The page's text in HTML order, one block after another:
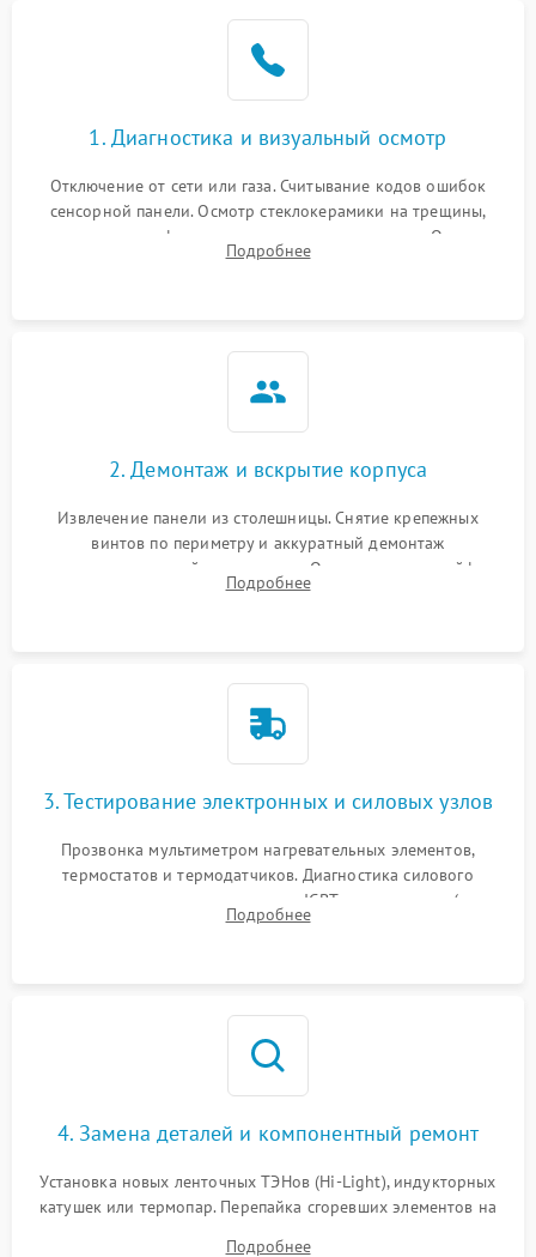
1. Диагностика и визуальный осмотр
Отключение от сети или газа. Считывание кодов ошибок
сенсорной панели. Осмотр стеклокерамики на трещины,
проверка конфорок на равномерность нагрева. Опрос
клиента о симптомах (не включается, не видит посуду,
Подробнее
2. Демонтаж и вскрытие корпуса
Извлечение панели из столешницы. Снятие крепежных
винтов по периметру и аккуратный демонтаж
стеклокерамической поверхности. Отсоединение шлейфов
сенсорного блока для доступа к силовым платам, катушкам
Подробнее
3. Тестирование электронных и силовых узлов
Прозвонка мультиметром нагревательных элементов,
термостатов и термодатчиков. Диагностика силового
модуля, реле, диодных мостов и IGBT-транзисторов (для
индукции). Проверка кранов и газ-контроля (для газовых
Подробнее
4. Замена деталей и компонентный ремонт
Установка новых ленточных ТЭНов (Hi-Light), индукторных
катушек или термопар. Перепайка сгоревших элементов на
Подробнее